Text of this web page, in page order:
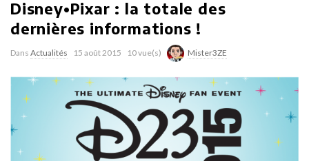
Disney•Pixar : la totale des
dernières informations !
Dans Actualités 15 août 2015 10 vue(s) Mister3ZE